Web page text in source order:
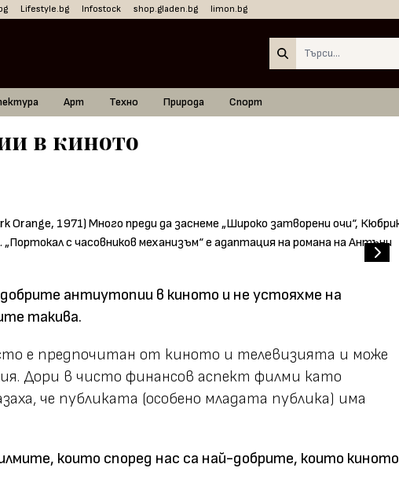
Lifestyle.bg Infostock shop.gladen.bg limon.bg
Арт Техно Природа Спорт
в киното
антиутопии в киното и не устояхме на
такива.
е предпочитан от киното и телевизията и може
Дори в чисто финансов аспект филми като
че публиката (особено младата публика) има
които според нас са най-добрите, които киното